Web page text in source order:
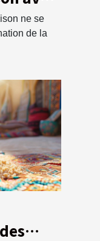
ne se
de la